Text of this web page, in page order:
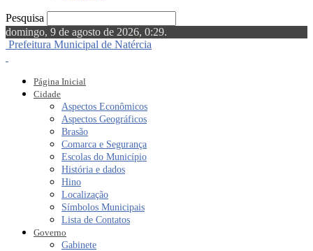
Pesquisa
domingo, 9 de agosto de 2026, 0:29.
Prefeitura Municipal de Natércia
Página Inicial
Cidade
Aspectos Econômicos
Aspectos Geográficos
Brasão
Comarca e Segurança
Escolas do Município
História e dados
Hino
Localização
Símbolos Municipais
Lista de Contatos
Governo
Gabinete